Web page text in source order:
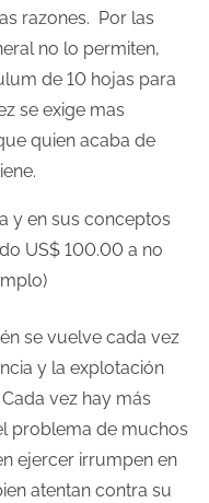
razones. Por las
no lo permiten,
de 10 hojas para
se exige mas
quien acaba de
y en sus conceptos
US$ 100.00 a no
se vuelve cada vez
y la explotación
vez hay más
problema de muchos
ejercer irrumpen en
atentan contra su